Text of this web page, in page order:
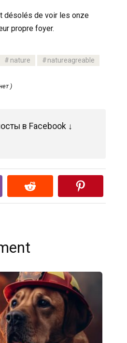
désolés de voir les onze
propre foyer.
nature natureagreable
)
в Facebook ↓